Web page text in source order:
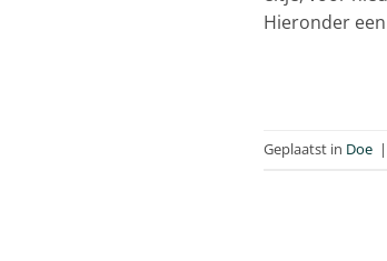
Hieronder
Geplaatst in Doe |